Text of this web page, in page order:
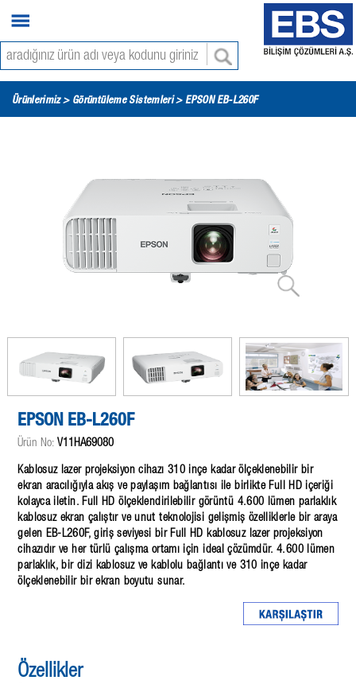
Ürünlerimiz > Görüntüleme Sistemleri> EPSON EB-L260F
EPSON EB-L260F
Ürün No: V11HA69080
Kablosuz lazer projeksiyon cihazı 310 inçe kadar ölçeklenebilir bir
ekran aracılığıyla akış ve paylaşım bağlantısı ile birlikte Full HD içeriği
kolayca iletin. Full HD ölçeklendirilebilir görüntü 4.600 lümen parlaklık
kablosuz ekran çalıştır ve unut teknolojisi gelişmiş özelliklerle bir araya
gelen EB-L260F, giriş seviyesi bir Full HD kablosuz lazer projeksiyon
cihazıdır ve her türlü çalışma ortamı için ideal çözümdür. 4.600 lümen
parlaklık, bir dizi kablosuz ve kablolu bağlantı ve 310 inçe kadar
ölçeklenebilir bir ekran boyutu sunar.
Özellikler